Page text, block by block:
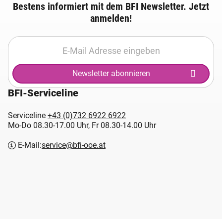
Bestens informiert mit dem BFI Newsletter. Jetzt
anmelden!
Newsletter abonnieren
BFI-Serviceline
Serviceline +43 (0)732 6922 6922
Mo-Do 08.30-17.00 Uhr, Fr 08.30-14.00 Uhr
E-Mail:service@bfi-ooe.at